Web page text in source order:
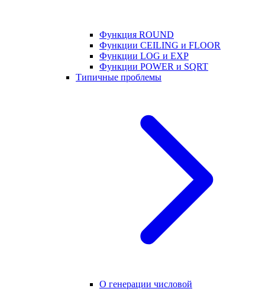
Функция ROUND
Функции CEILING и FLOOR
Функции LOG и EXP
Функции POWER и SQRT
Типичные проблемы
О генерации числовой